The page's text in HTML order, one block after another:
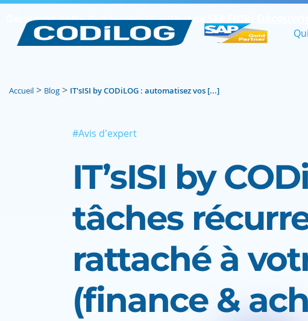
Découvrez notre dernier replay autour de SAP FIORI
Accueil > Blog > IT'sISI by CODiLOG : automatisez vos [...]
#Avis d'expert
IT’sISI by
tâches
rattaché à
(finance &